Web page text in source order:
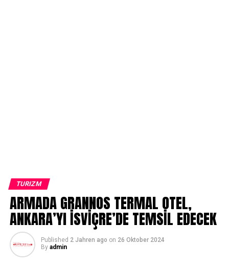
TURIZM
ARMADA GRANNOS TERMAL OTEL,
ANKARA’YI İSVİÇRE’DE TEMSİL EDECEK
Published 2 Jahren ago on 26 Oktober 2024
By admin